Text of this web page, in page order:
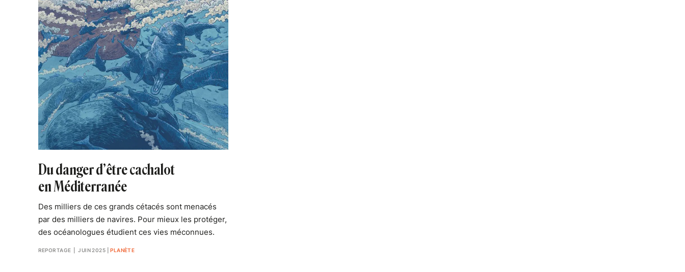
Du danger d’être cachalot
en Méditerranée
Des milliers de ces grands cétacés sont menacés
par des milliers de navires. Pour mieux les protéger,
des océanologues étudient ces vies méconnues.
REPORTAGE | JUIN 2025 |PLANÈTE